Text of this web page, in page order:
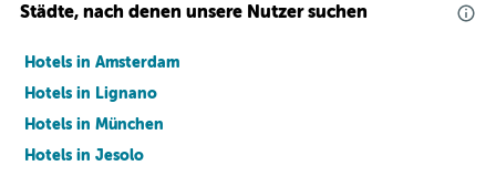
Städte, nach denen unsere Nutzer suchen
Hotels in Amsterdam
Hotels in Lignano
Hotels in München
Hotels in Jesolo